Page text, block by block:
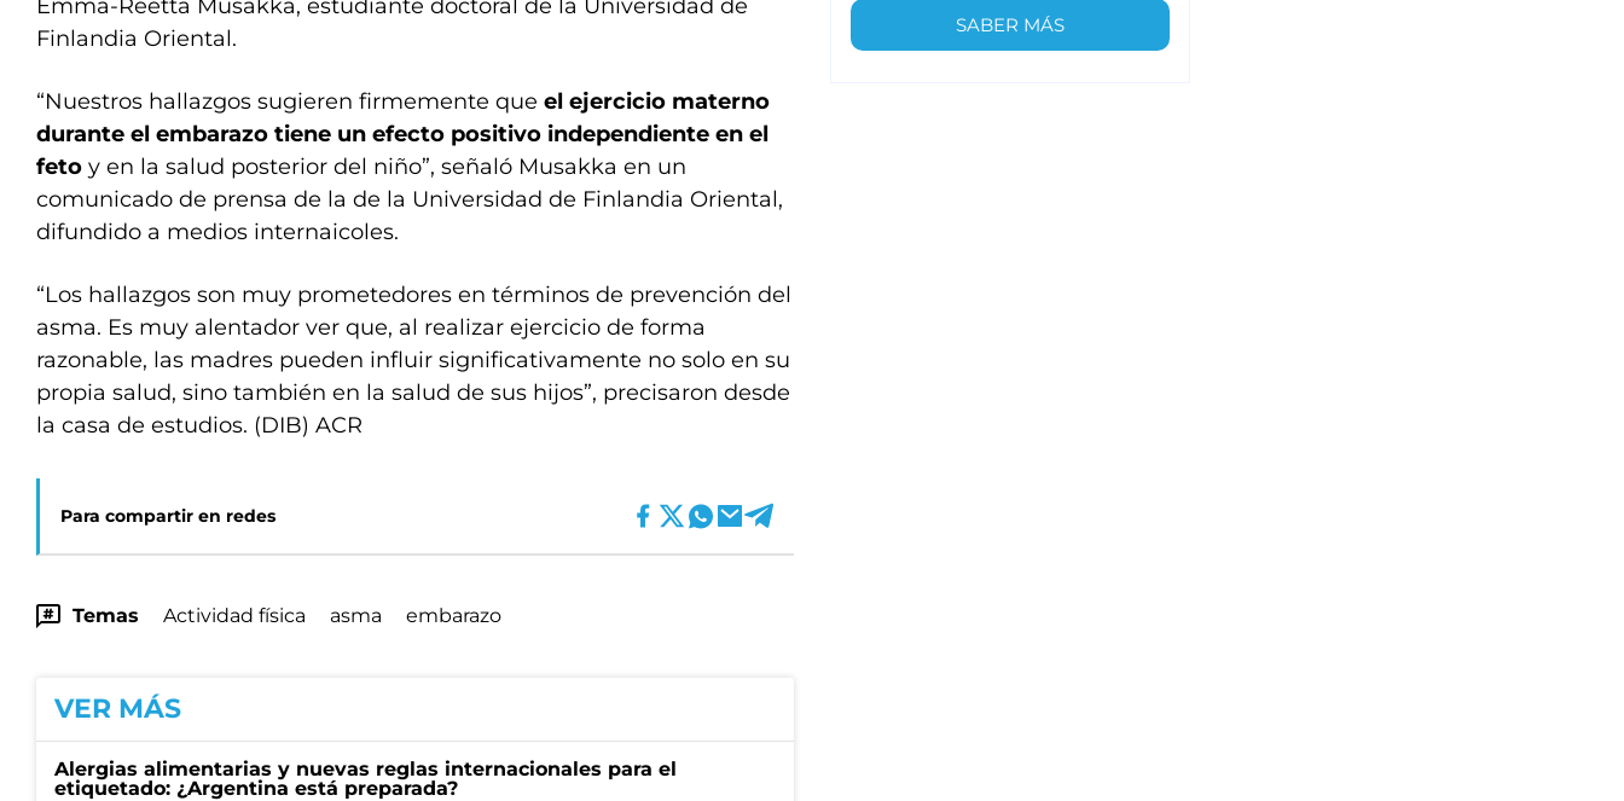
Emma-Reetta Musakka, estudiante doctoral de la Universidad de
Finlandia Oriental.
“Nuestros hallazgos sugieren firmemente que el ejercicio materno
durante el embarazo tiene un efecto positivo independiente en el
feto y en la salud posterior del niño”, señaló Musakka en un
comunicado de prensa de la de la Universidad de Finlandia Oriental,
difundido a medios internaicoles.
“Los hallazgos son muy prometedores en términos de prevención del
asma. Es muy alentador ver que, al realizar ejercicio de forma
razonable, las madres pueden influir significativamente no solo en su
propia salud, sino también en la salud de sus hijos”, precisaron desde
la casa de estudios. (DIB) ACR
Para compartir en redes
Temas Actividad física asma embarazo
VER MÁS
Alergias alimentarias y nuevas reglas internacionales para el
etiquetado: ¿Argentina está preparada?
SABER MÁS